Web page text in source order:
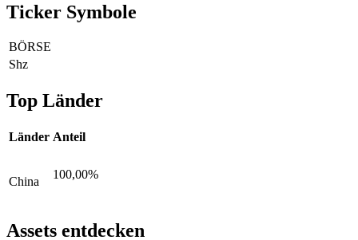
Ticker Symbole
BÖRSE
Shz
Top Länder
Länder Anteil
China
100,00%
Assets entdecken